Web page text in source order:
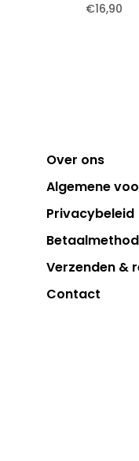
€16,90
Over ons
Algemene
Privacybeleid
Verzenden &
Contact